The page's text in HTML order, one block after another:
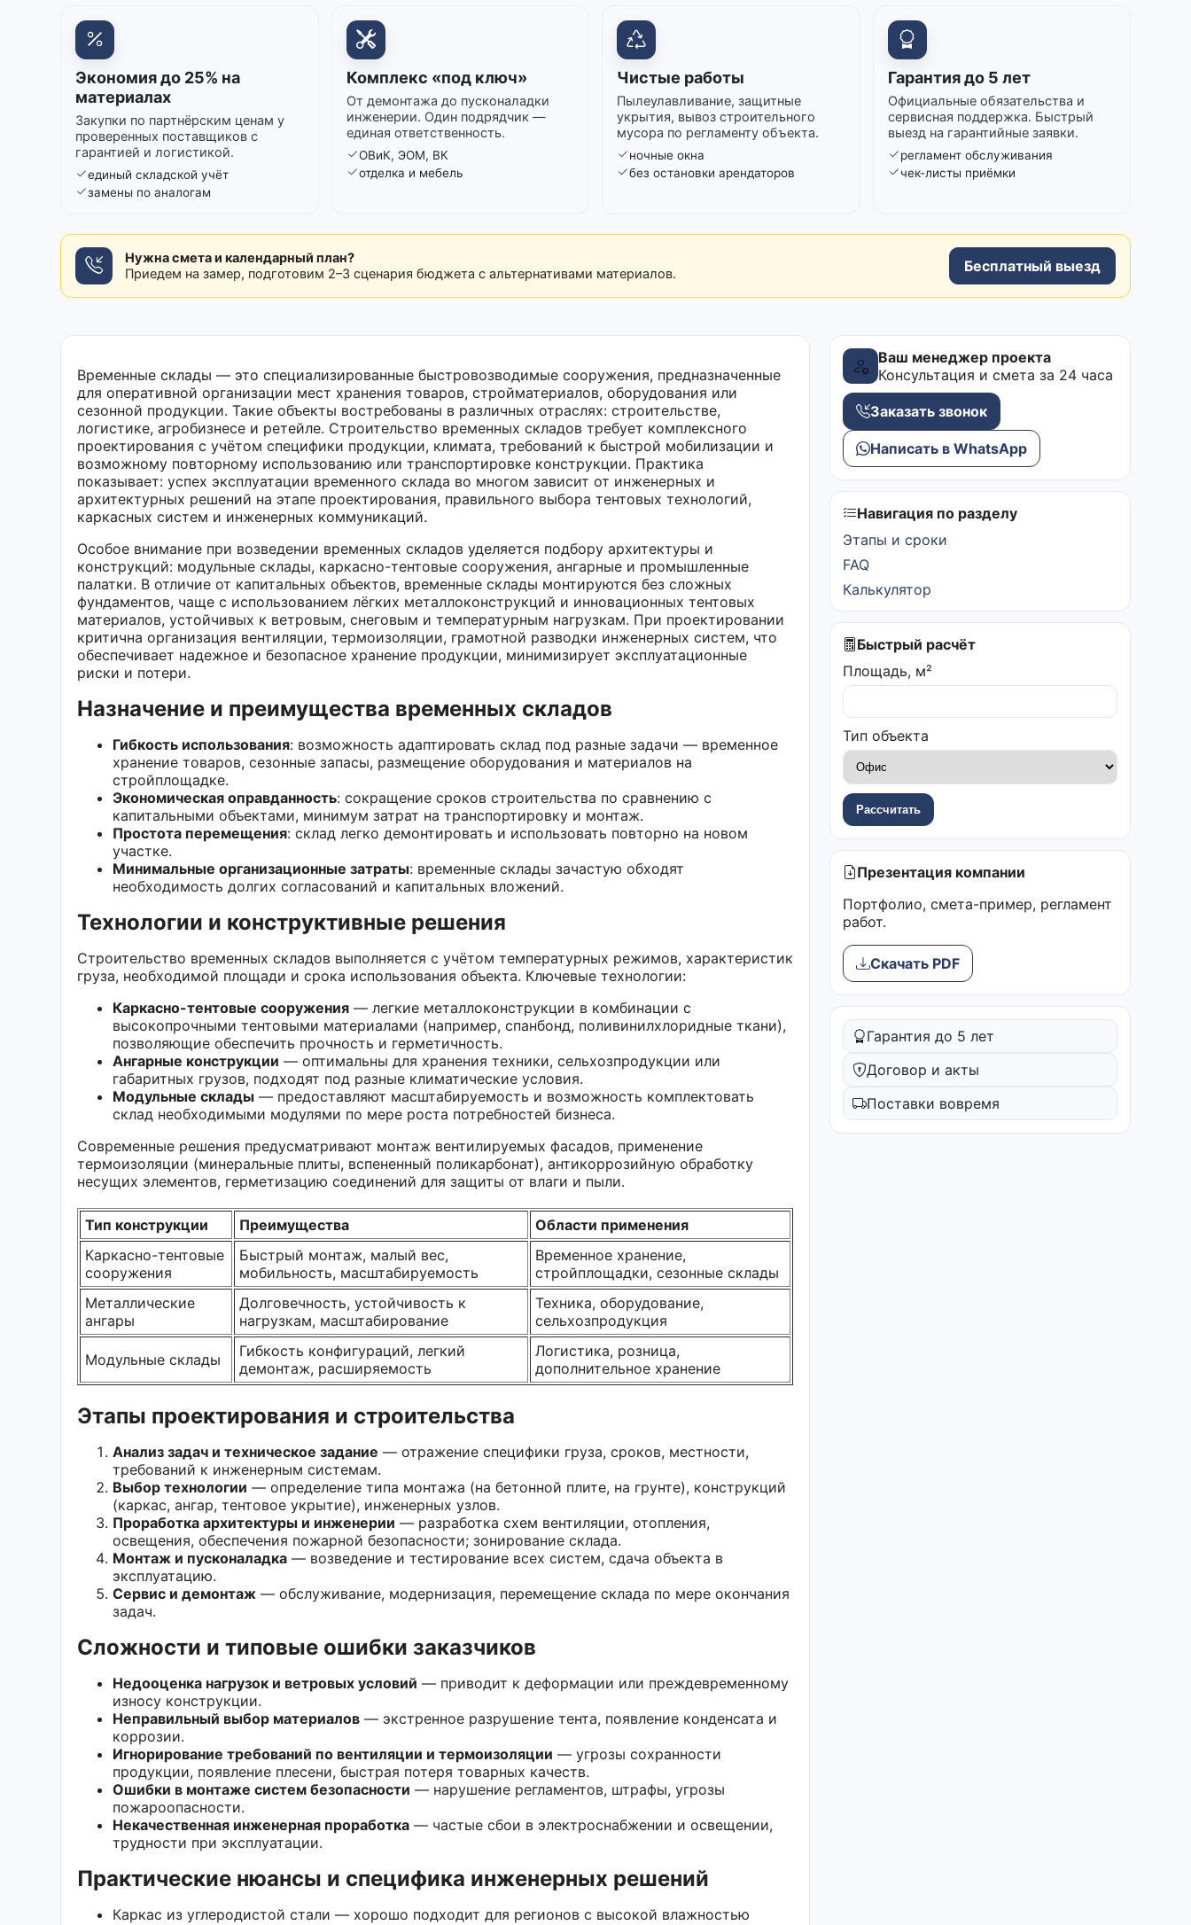
Экономия до 25% на
материалах
Закупки по партнёрским ценам у
проверенных поставщиков с
гарантией и логистикой.
единый складской учёт
замены по аналогам
Комплекс «под ключ»
От демонтажа до пусконаладки
инженерии. Один подрядчик —
единая ответственность.
ОВиК, ЭОМ, ВК
отделка и мебель
Чистые работы
Пылеулавливание, защитные
укрытия, вывоз строительного
мусора по регламенту объекта.
ночные окна
без остановки арендаторов
Гарантия до 5 лет
Официальные обязательства и
сервисная поддержка. Быстрый
выезд на гарантийные заявки.
регламент обслуживания
чек-листы приёмки
Нужна смета и календарный план?
Приедем на замер, подготовим 2–3 сценария бюджета с альтернативами материалов.
Бесплатный выезд
Временные склады — это специализированные быстровозводимые сооружения, предназначенные
для оперативной организации мест хранения товаров, стройматериалов, оборудования или
сезонной продукции. Такие объекты востребованы в различных отраслях: строительстве,
логистике, агробизнесе и ретейле. Строительство временных складов требует комплексного
проектирования с учётом специфики продукции, климата, требований к быстрой мобилизации и
возможному повторному использованию или транспортировке конструкции. Практика
показывает: успех эксплуатации временного склада во многом зависит от инженерных и
архитектурных решений на этапе проектирования, правильного выбора тентовых технологий,
каркасных систем и инженерных коммуникаций.
Особое внимание при возведении временных складов уделяется подбору архитектуры и
конструкций: модульные склады, каркасно-тентовые сооружения, ангарные и промышленные
палатки. В отличие от капитальных объектов, временные склады монтируются без сложных
фундаментов, чаще с использованием лёгких металлоконструкций и инновационных тентовых
материалов, устойчивых к ветровым, снеговым и температурным нагрузкам. При проектировании
критична организация вентиляции, термоизоляции, грамотной разводки инженерных систем, что
обеспечивает надежное и безопасное хранение продукции, минимизирует эксплуатационные
риски и потери.
Назначение и преимущества временных складов
Гибкость использования: возможность адаптировать склад под разные задачи — временное
хранение товаров, сезонные запасы, размещение оборудования и материалов на
стройплощадке.
Экономическая оправданность: сокращение сроков строительства по сравнению с
капитальными объектами, минимум затрат на транспортировку и монтаж.
Простота перемещения: склад легко демонтировать и использовать повторно на новом
участке.
Минимальные организационные затраты: временные склады зачастую обходят
необходимость долгих согласований и капитальных вложений.
Технологии и конструктивные решения
Строительство временных складов выполняется с учётом температурных режимов, характеристик
груза, необходимой площади и срока использования объекта. Ключевые технологии:
Каркасно-тентовые сооружения — легкие металлоконструкции в комбинации с
высокопрочными тентовыми материалами (например, спанбонд, поливинилхлоридные ткани),
позволяющие обеспечить прочность и герметичность.
Ангарные конструкции — оптимальны для хранения техники, сельхозпродукции или
габаритных грузов, подходят под разные климатические условия.
Модульные склады — предоставляют масштабируемость и возможность комплектовать
склад необходимыми модулями по мере роста потребностей бизнеса.
Современные решения предусматривают монтаж вентилируемых фасадов, применение
термоизоляции (минеральные плиты, вспененный поликарбонат), антикоррозийную обработку
несущих элементов, герметизацию соединений для защиты от влаги и пыли.
Тип конструкции Преимущества
Области применения
Каркасно-тентовые
сооружения
Быстрый монтаж, малый вес,
мобильность, масштабируемость
Временное хранение,
стройплощадки, сезонные склады
Металлические
ангары
Долговечность, устойчивость к
нагрузкам, масштабирование
Техника, оборудование,
сельхозпродукция
Модульные склады
Гибкость конфигураций, легкий
демонтаж, расширяемость
Логистика, розница,
дополнительное хранение
Этапы проектирования и строительства
Анализ задач и техническое задание — отражение специфики груза, сроков, местности,
требований к инженерным системам.
Выбор технологии — определение типа монтажа (на бетонной плите, на грунте), конструкций
(каркас, ангар, тентовое укрытие), инженерных узлов.
Проработка архитектуры и инженерии — разработка схем вентиляции, отопления,
освещения, обеспечения пожарной безопасности; зонирование склада.
Монтаж и пусконаладка — возведение и тестирование всех систем, сдача объекта в
эксплуатацию.
Сервис и демонтаж — обслуживание, модернизация, перемещение склада по мере окончания
задач.
Сложности и типовые ошибки заказчиков
Недооценка нагрузок и ветровых условий — приводит к деформации или преждевременному
износу конструкции.
Неправильный выбор материалов — экстренное разрушение тента, появление конденсата и
коррозии.
Игнорирование требований по вентиляции и термоизоляции — угрозы сохранности
продукции, появление плесени, быстрая потеря товарных качеств.
Ошибки в монтаже систем безопасности — нарушение регламентов, штрафы, угрозы
пожароопасности.
Некачественная инженерная проработка — частые сбои в электроснабжении и освещении,
трудности при эксплуатации.
Практические нюансы и специфика инженерных решений
Каркас из углеродистой стали — хорошо подходит для регионов с высокой влажностью
Ваш менеджер проекта
Консультация и смета за 24 часа
Заказать звонок
Написать в WhatsApp
Навигация по разделу
Этапы и сроки
FAQ
Калькулятор
Быстрый расчёт
Площадь, м²
Тип объекта
Рассчитать
Презентация компании
Портфолио, смета-пример, регламент
работ.
Скачать PDF
Гарантия до 5 лет
Договор и акты
Поставки вовремя